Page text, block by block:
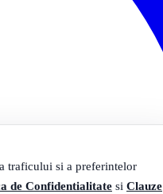
traficului si a preferintelor
de Confidentialitate si Clauze